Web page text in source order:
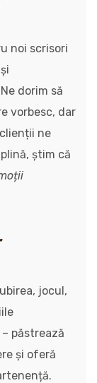
noi scrisori
dorim să
vorbesc, dar
ne
știm că
jocul,
– păstrează
și oferă